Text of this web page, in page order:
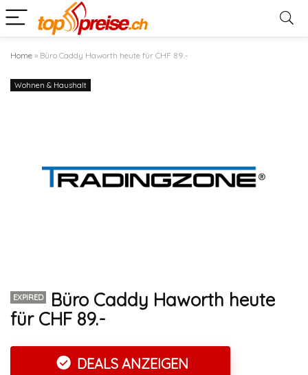
Home » Büro Caddy Haworth heute für CHF 89.-
Wohnen & Haushalt
EXPIRED
Büro Caddy Haworth heute
für CHF 89.-
DEALS ANZEIGEN